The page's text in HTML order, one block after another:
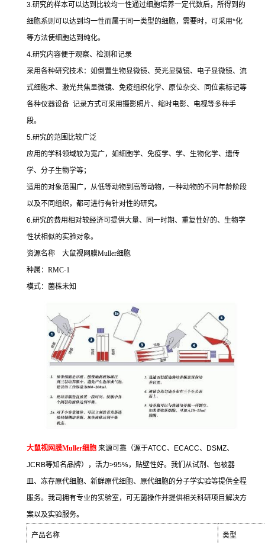
3.研究的样本可以达到比较均一性通过细胞培养一定代数后，所得到的
细胞系则可以达到均一性而属于同一类型的细胞，需要时，可采用*化
等方法使细胞达到纯化。
4.研究内容便于观察、检测和记录
采用各种研究技术：如倒置生物显微镜、荧光显微镜、电子显微镜、流
式细胞术、激光共焦显微镜、免疫组织化学、原位杂交、同位素标记等
各种仪器设备 记录方式可采用摄影照片、缩时电影、电视等多种手
段。
5.研究的范围比较广泛
应用的学科领域较为宽广，如细胞学、免疫学、学、生物化学、遗传
学、分子生物学等；
适用的对象范围广，从低等动物到高等动物，一种动物的不同年龄阶段
以及不同组织，都可进行有针对性的研究。
6.研究的费用相对较经济可提供大量、同一时期、重复性好的、生物学
性状相似的实验对象。
资源名称 大鼠视网膜Muller细胞
种属： RMC-1
模式：菌株未知
大鼠视网膜Muller细胞 来源可靠（源于ATCC、 ECACC、 DSMZ、
JCRB等知名品牌），活力>95%，贴壁性好。我们从试剂、包被器
皿、冻存原代细胞、新鲜原代细胞、原代细胞的分子学实验等提供全程
服务。我司拥有专业的实验室，可无菌操作并提供相关科研项目解决方
案以及实验服务。
产品名称 类型